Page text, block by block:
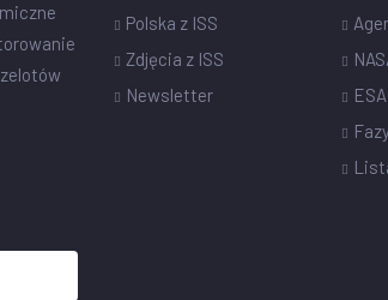
Polska z ISS
Zdjęcia z ISS
Newsletter